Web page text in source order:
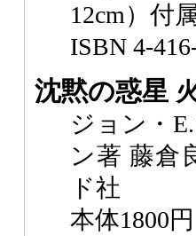
12cm）付
ISBN 4-
沈黙の惑星
ジョン・
ン著 藤倉
ド社
本体1800